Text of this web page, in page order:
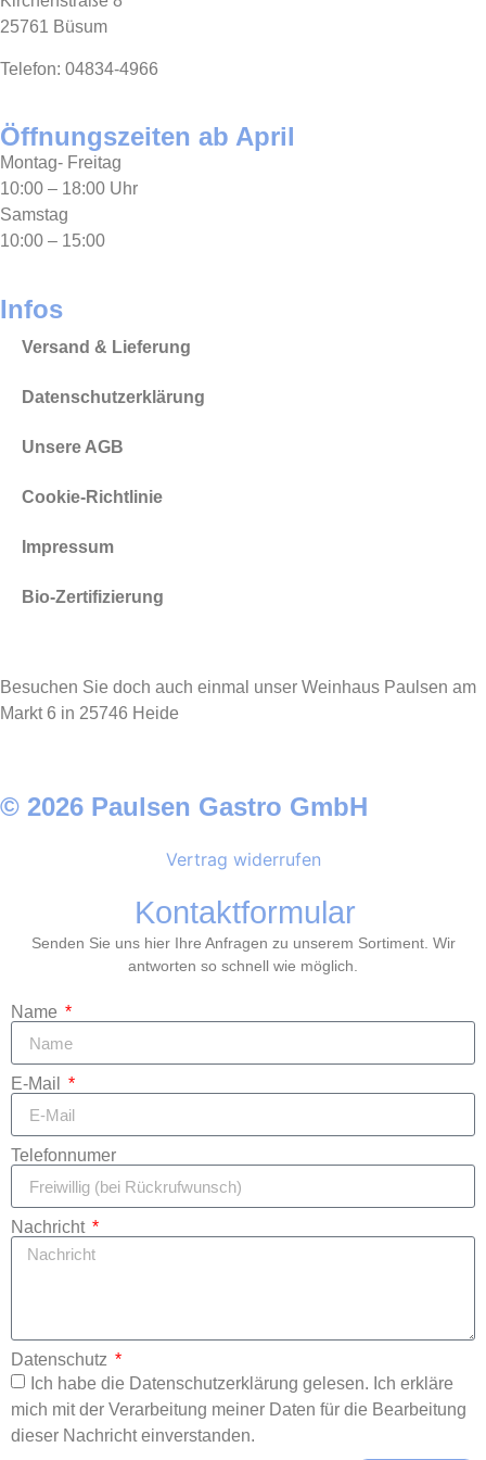
25761 Büsum
Telefon: 04834-4966
Öffnungszeiten ab April
Montag- Freitag
10:00 – 18:00 Uhr
Samstag
10:00 – 15:00
Infos
Versand & Lieferung
Datenschutzerklärung
Unsere AGB
Cookie-Richtlinie
Impressum
Bio-Zertifizierung
Besuchen Sie doch auch einmal unser Weinhaus Paulsen am
Markt 6 in 25746 Heide
© 2026 Paulsen Gastro GmbH
Vertrag widerrufen
Kontaktformular
Senden Sie uns hier Ihre Anfragen zu unserem Sortiment. Wir
antworten so schnell wie möglich.
Name
E-Mail
Telefonnumer
Nachricht
Datenschutz
Ich habe die Datenschutzerklärung gelesen. Ich erkläre
mich mit der Verarbeitung meiner Daten für die Bearbeitung
dieser Nachricht einverstanden.